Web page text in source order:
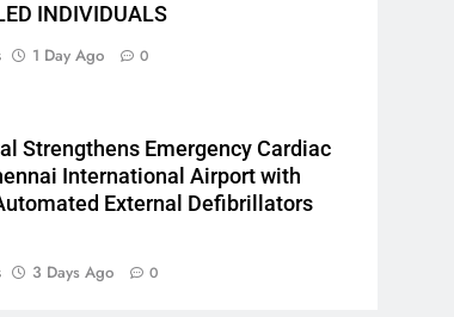
INDIVIDUALS
1 Day Ago 0
Strengthens Emergency Cardiac
International Airport with
External Defibrillators
3 Days Ago 0